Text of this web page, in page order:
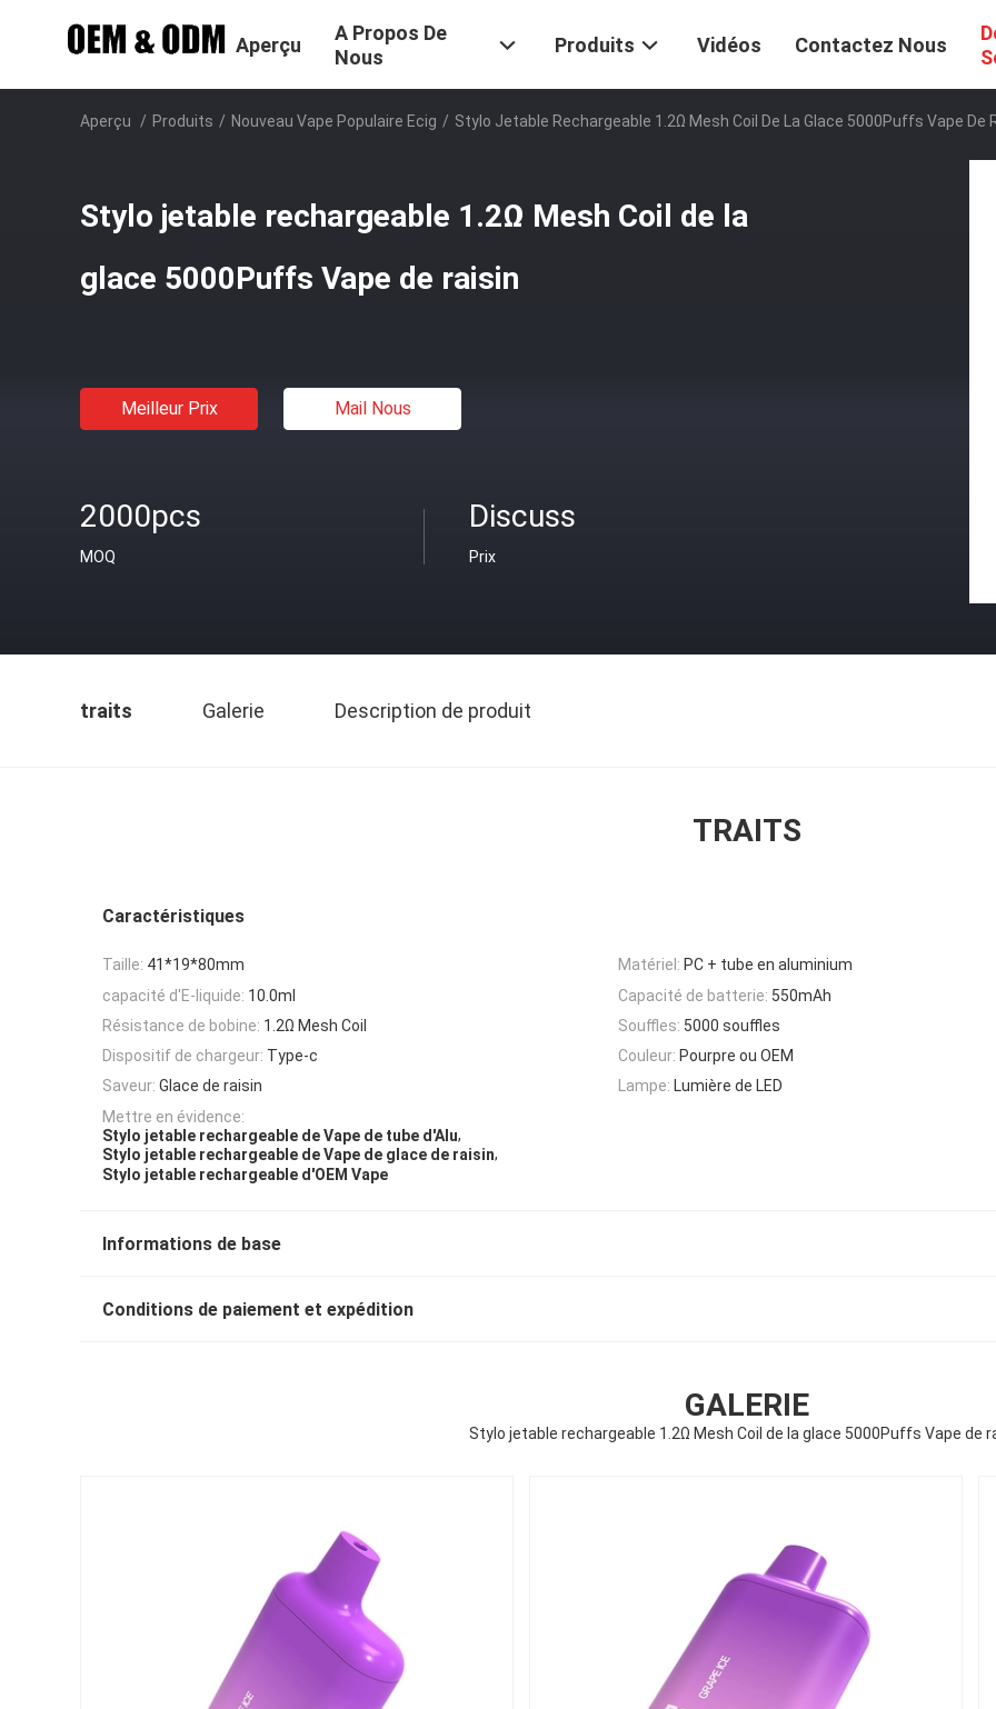
Aperçu
A Propos De
Nous
Produits Vidéos Contactez Nous
Aperçu / Produits / Nouveau Vape Populaire Ecig / Stylo Jetable Rechargeable 1.2Ω Mesh Coil De La Glace 5000Puffs Vape De
Stylo jetable rechargeable 1.2Ω Mesh Coil de la
glace 5000Puffs Vape de raisin
Meilleur Prix Mail Nous
2000pcs
MOQ
Discuss
Prix
traits Galerie Description de produit
TRAITS
Caractéristiques
Taille: 41*19*80mm Matériel: PC + tube en aluminium
capacité d'E-liquide: 10.0ml Capacité de batterie: 550mAh
Résistance de bobine: 1.2Ω Mesh Coil Souffles: 5000 souffles
Dispositif de chargeur: Type-c Couleur: Pourpre ou OEM
Saveur: Glace de raisin Lampe: Lumière de LED
Mettre en évidence:
Stylo jetable rechargeable de Vape de tube d'Alu,
Stylo jetable rechargeable de Vape de glace de raisin,
Stylo jetable rechargeable d'OEM Vape
Informations de base
Conditions de paiement et expédition
GALERIE
Stylo jetable rechargeable 1.2Ω Mesh Coil de la glace 5000Puffs Vape de